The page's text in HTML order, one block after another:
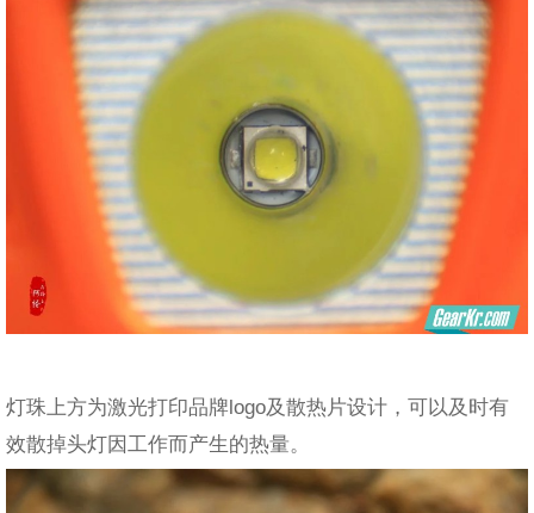
灯珠上方为激光打印品牌logo及散热片设计，可以及时有
效散掉头灯因工作而产生的热量。